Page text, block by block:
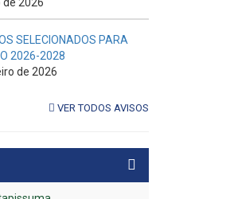
SELECIONADOS PARA
2026-2028
de 2026
VER TODOS AVISOS